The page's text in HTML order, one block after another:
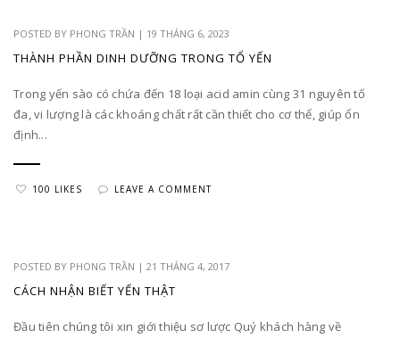
POSTED BY PHONG TRẦN | 19 THÁNG 6, 2023
THÀNH PHẦN DINH DƯỠNG TRONG TỔ YẾN
Trong yến sào có chứa đến 18 loại acid amin cùng 31 nguyên tố
đa, vi lượng là các khoáng chất rất cần thiết cho cơ thể, giúp ổn
định...
100 LIKES LEAVE A COMMENT
POSTED BY PHONG TRẦN | 21 THÁNG 4, 2017
CÁCH NHẬN BIẾT YẾN THẬT
Đầu tiên chúng tôi xin giới thiệu sơ lược Quý khách hàng về